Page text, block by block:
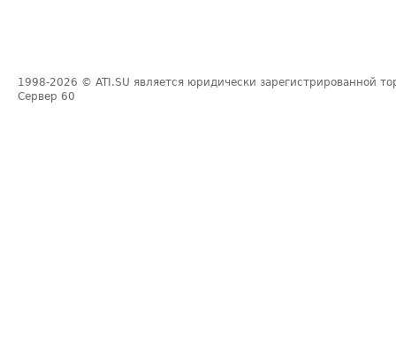
1998-2026 © ATI.SU является юридически зарегистрированной
Сервер 60